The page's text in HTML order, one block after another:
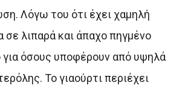
Λόγω του ότι έχει χαμηλή
σε λιπαρά και άπαχο πηγμένο
για όσους υποφέρουν από υψηλά
Το γιαούρτι περιέχει